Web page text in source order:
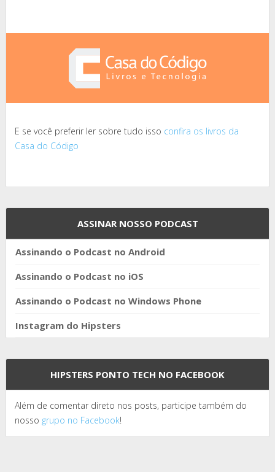
E se você preferir ler sobre tudo isso confira os livros da
Casa do Código
ASSINAR NOSSO PODCAST
Assinando o Podcast no Android
Assinando o Podcast no iOS
Assinando o Podcast no Windows Phone
Instagram do Hipsters
HIPSTERS PONTO TECH NO FACEBOOK
Além de comentar direto nos posts, participe também do
nosso grupo no Facebook!